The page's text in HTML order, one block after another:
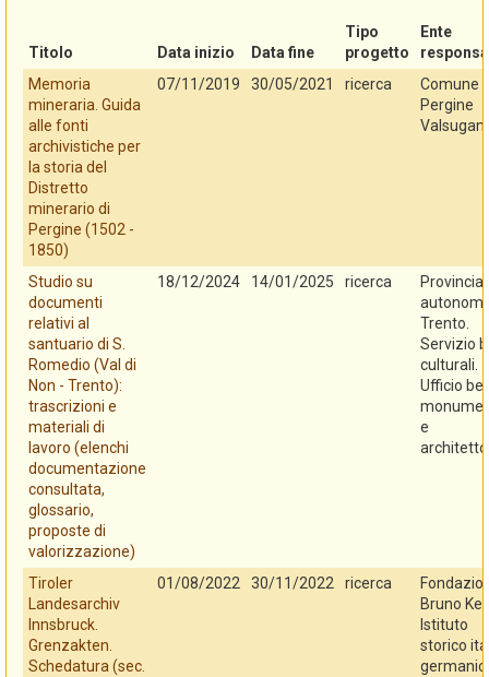
Titolo Data inizio Data fine
Tipo
progetto
Ente
Memoria
mineraria. Guida
alle fonti
archivistiche per
la storia del
Distretto
minerario di
Pergine (1502 -
1850)
07/11/2019 30/05/2021 ricerca
Comune
Pergine
Studio su
documenti
relativi al
santuario di S.
Romedio (Val di
Non - Trento):
trascrizioni e
materiali di
lavoro (elenchi
documentazione
consultata,
glossario,
proposte di
valorizzazione)
18/12/2024 14/01/2025 ricerca
Provincia
Trento.
Servizio
culturali.
Ufficio
e
Tiroler
Landesarchiv
Innsbruck.
Grenzakten.
Schedatura (sec.
01/08/2022 30/11/2022 ricerca
Bruno
Istituto
storico